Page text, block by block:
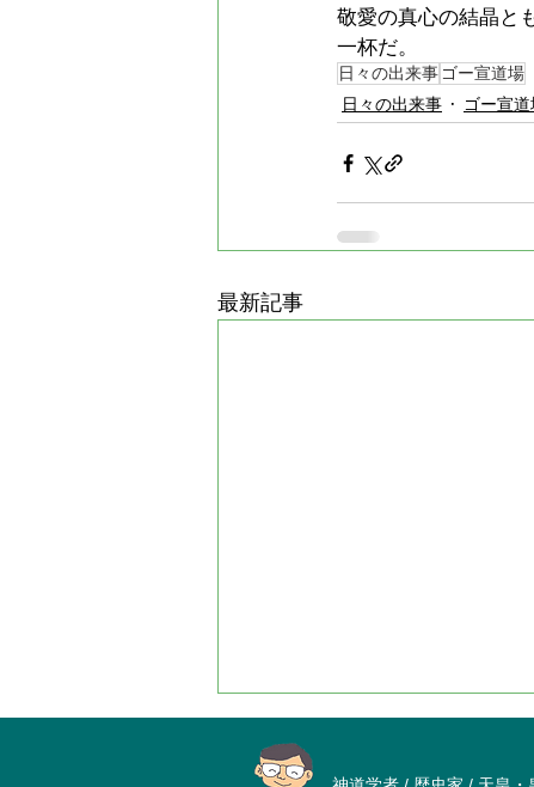
敬愛の真心の結晶と
一杯だ。
日々の出来事 ゴー宣道場
日々の出来事
ゴー宣道
最新記事